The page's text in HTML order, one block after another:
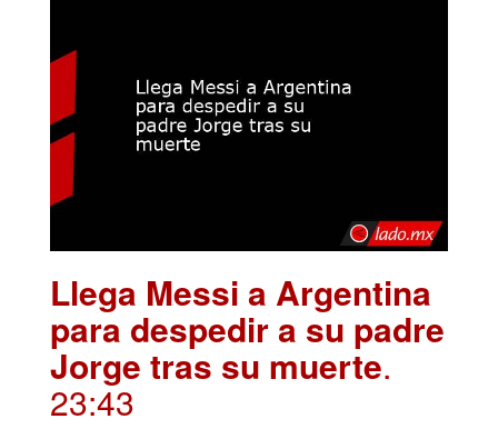
Llega Messi a Argentina
para despedir a su padre
Jorge tras su muerte.
23:43